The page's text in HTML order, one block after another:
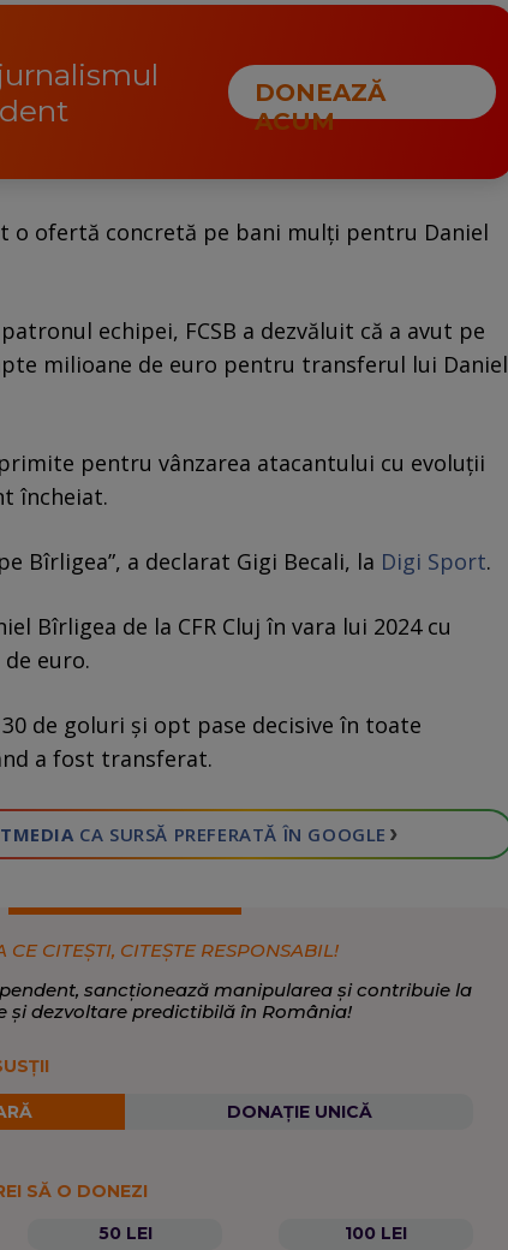
DONEAZĂ
ACUM
o ofertă concretă pe bani mulți pentru Daniel
echipei, FCSB a dezvăluit că a avut pe
milioane de euro pentru transferul lui Daniel
pentru vânzarea atacantului cu evoluții
încheiat.
Bîrligea”, a declarat Gigi Becali, la Digi Sport.
Bîrligea de la CFR Cluj în vara lui 2024 cu
euro.
de goluri și opt pase decisive în toate
a fost transferat.
CA SURSĂ PREFERATĂ ÎN GOOGLE ›
CE CITEȘTI, CITEȘTE RESPONSABIL!
sancționează manipularea și contribuie la
și dezvoltare predictibilă în România!
DONAȚIE UNICĂ
SĂ O DONEZI
50 LEI 100 LEI